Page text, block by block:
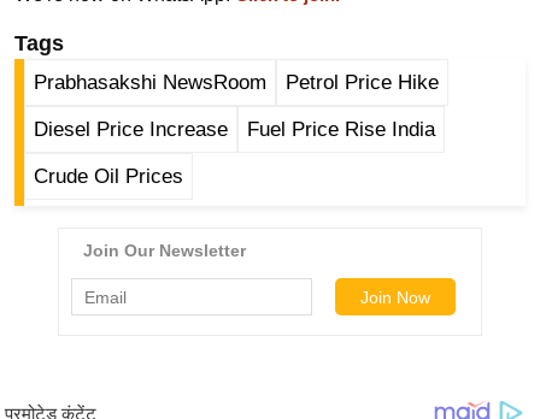
फै
श
न
रे
न
Tags
Prabhasakshi NewsRoom Petrol Price Hike
Diesel Price Increase Fuel Price Rise India
Crude Oil Prices